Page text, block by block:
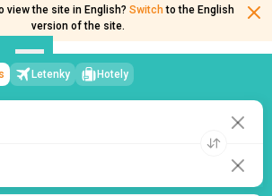
view the site in English? Switch to the English
version of the site.
Letenky Hotely